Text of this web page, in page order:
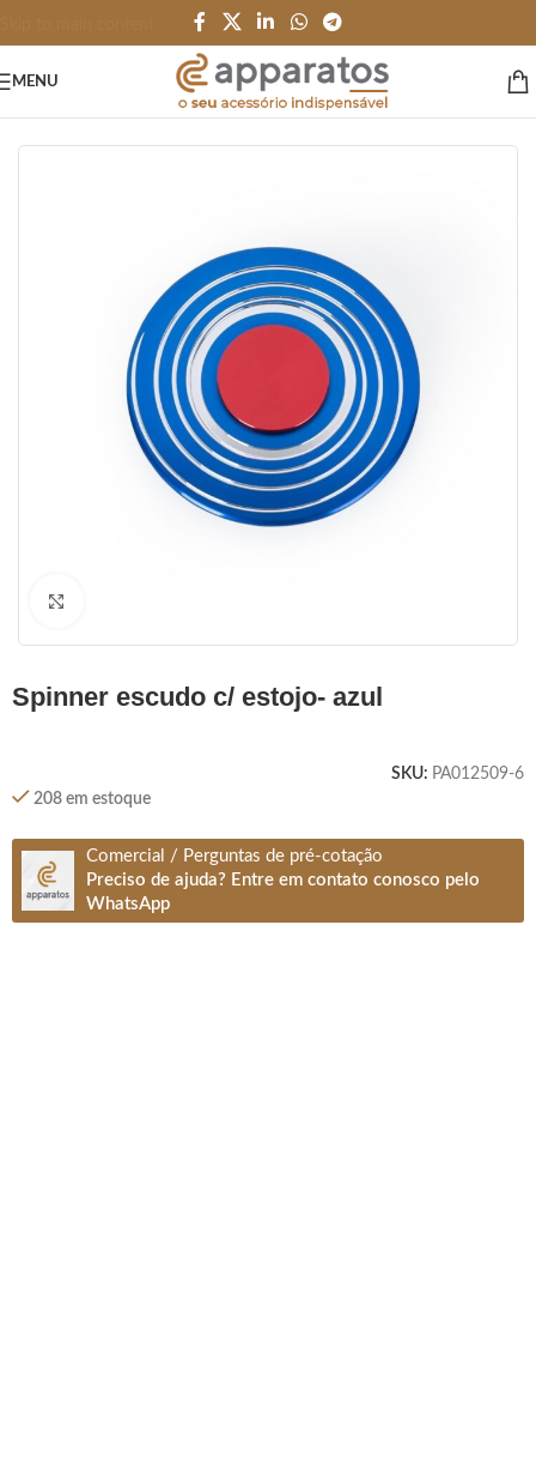
MENU
BRINQUEDOS e JOGOS/Terapeutico
spinner escudo c/ estojo- azul
SKU: PA012509-6
208 em estoque
Comercial / Perguntas de pré-cotação
Preciso de ajuda? Entre em contato conosco pelo
WhatsApp